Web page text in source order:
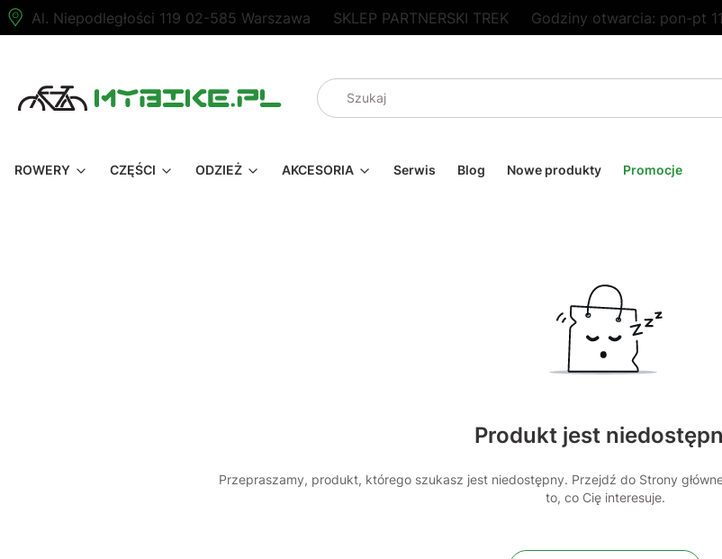
Al. Niepodległości 119 02-585 Warszawa SKLEP PARTNERSKI TREK Godziny otwarcia: pon-pt
ROWERY CZĘŚCI ODZIEŻ AKCESORIA Serwis Blog Nowe produkty Promocje
Produkt jest
Przepraszamy, produkt, którego szukasz jest niedostępny. Przejdź do Strony
to, co Cię interesuje.